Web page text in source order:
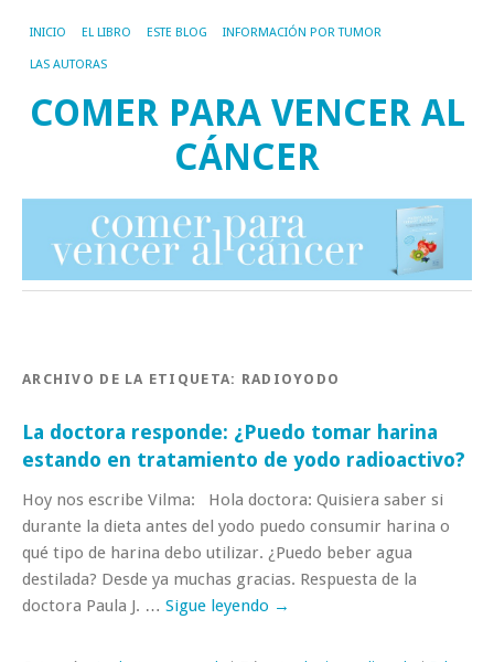
INICIO EL LIBRO ESTE BLOG INFORMACIÓN POR TUMOR
LAS AUTORAS
COMER PARA VENCER AL
CÁNCER
ARCHIVO DE LA ETIQUETA: RADIOYODO
La doctora responde: ¿Puedo tomar harina
estando en tratamiento de yodo radioactivo?
Hoy nos escribe Vilma: Hola doctora: Quisiera saber si
durante la dieta antes del yodo puedo consumir harina o
qué tipo de harina debo utilizar. ¿Puedo beber agua
destilada? Desde ya muchas gracias. Respuesta de la
doctora Paula J. … Sigue leyendo →